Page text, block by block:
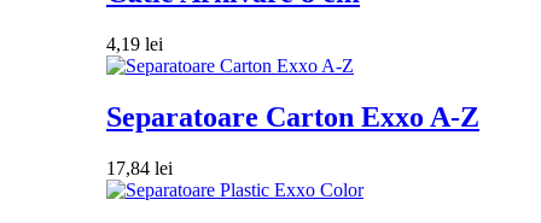
4,19 lei
Separatoare Carton Exxo A-Z
17,84 lei